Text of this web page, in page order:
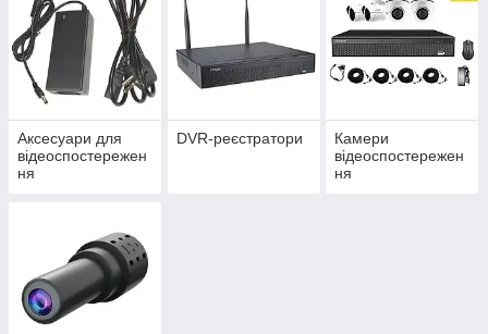
Аксесуари для
відеоспостережен
ня
DVR-реєстратори
Камери
відеоспостережен
ня